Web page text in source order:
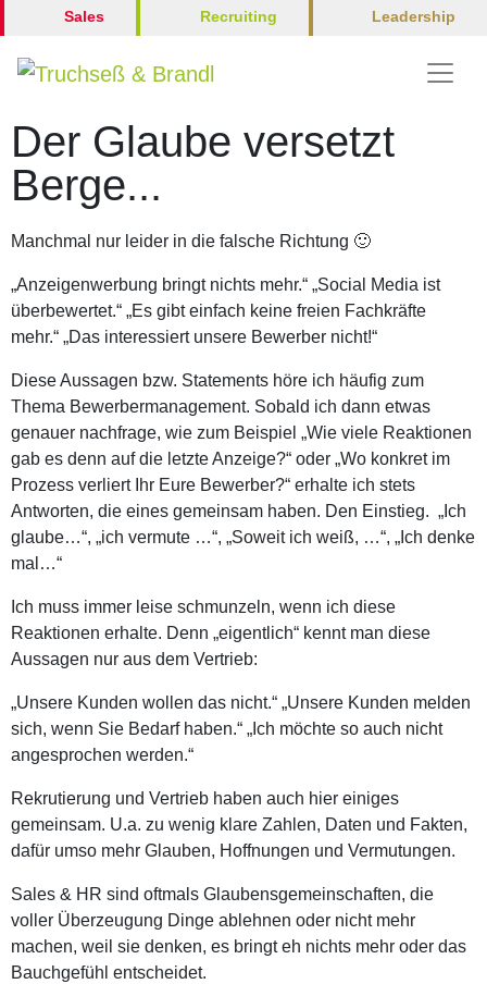
Sales Recruiting Leadership
Der Glaube versetzt
Berge...
Manchmal nur leider in die falsche Richtung 🙂
„Anzeigenwerbung bringt nichts mehr.“ „Social Media ist
überbewertet.“ „Es gibt einfach keine freien Fachkräfte
mehr.“ „Das interessiert unsere Bewerber nicht!“
Diese Aussagen bzw. Statements höre ich häufig zum
Thema Bewerbermanagement. Sobald ich dann etwas
genauer nachfrage, wie zum Beispiel „Wie viele Reaktionen
gab es denn auf die letzte Anzeige?“ oder „Wo konkret im
Prozess verliert Ihr Eure Bewerber?“ erhalte ich stets
Antworten, die eines gemeinsam haben. Den Einstieg. „Ich
glaube…“, „ich vermute …“, „Soweit ich weiß, …“, „Ich denke
mal…“
Ich muss immer leise schmunzeln, wenn ich diese
Reaktionen erhalte. Denn „eigentlich“ kennt man diese
Aussagen nur aus dem Vertrieb:
„Unsere Kunden wollen das nicht.“ „Unsere Kunden melden
sich, wenn Sie Bedarf haben.“ „Ich möchte so auch nicht
angesprochen werden.“
Rekrutierung und Vertrieb haben auch hier einiges
gemeinsam. U.a. zu wenig klare Zahlen, Daten und Fakten,
dafür umso mehr Glauben, Hoffnungen und Vermutungen.
Sales & HR sind oftmals Glaubensgemeinschaften, die
voller Überzeugung Dinge ablehnen oder nicht mehr
machen, weil sie denken, es bringt eh nichts mehr oder das
Bauchgefühl entscheidet.